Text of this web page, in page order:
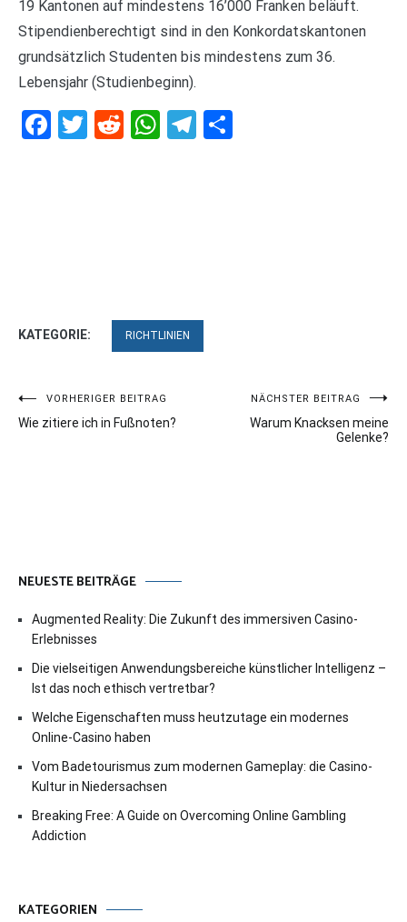
19 Kantonen auf mindestens 16’000 Franken beläuft.
Stipendienberechtigt sind in den Konkordatskantonen
grundsätzlich Studenten bis mindestens zum 36.
Lebensjahr (Studienbeginn).
Facebook
Twitter
RedditWhatsApp
Telegram
KATEGORIE: RICHTLINIEN
Beitragsnavigation
VORHERIGER BEITRAG
Wie zitiere ich in Fußnoten?
NÄCHSTER BEITRAG
Warum Knacksen meine
Gelenke?
NEUESTE BEITRÄGE
Augmented Reality: Die Zukunft des immersiven Casino-
Erlebnisses
Die vielseitigen Anwendungsbereiche künstlicher Intelligenz –
Ist das noch ethisch vertretbar?
Welche Eigenschaften muss heutzutage ein modernes
Online-Casino haben
Vom Badetourismus zum modernen Gameplay: die Casino-
Kultur in Niedersachsen
Breaking Free: A Guide on Overcoming Online Gambling
Addiction
KATEGORIEN